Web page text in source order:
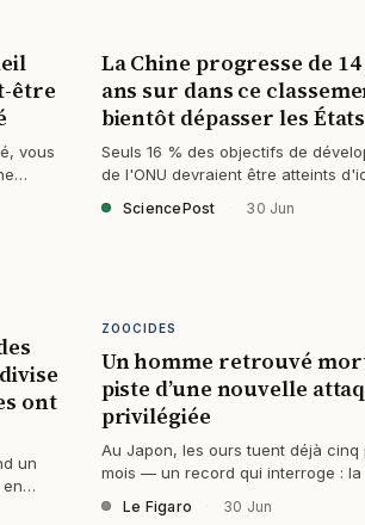
être
vous
La Chine progresse de
ans sur dans ce
bientôt dépasser les
Seuls 16 % des objectifs de
de l'ONU devraient être atteints
SciencePost 30 Jun
ont
un
ZOOCIDES
Un homme retrouvé
piste d’une nouvelle
privilégiée
Au Japon, les ours tuent déjà cinq
mois — un record qui interroge :
Le Figaro 30 Jun